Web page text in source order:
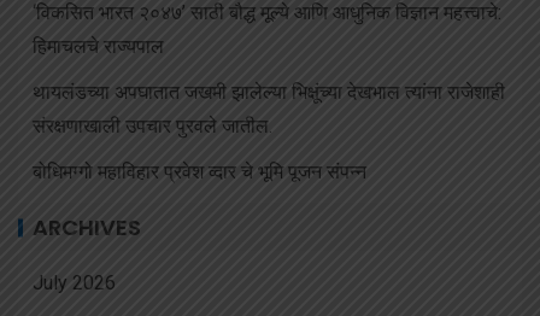
‘विकसित भारत २०४७’ साठी बौद्ध मूल्ये आणि आधुनिक विज्ञान महत्त्वाचे:
हिमाचलचे राज्यपाल
थायलंडच्या अपघातात जखमी झालेल्या भिक्षूंच्या देखभाल त्यांना राजेशाही
संरक्षणाखाली उपचार पुरवले जातील.
बोधिमग्गो महाविहार प्रवेश व्दार चे भूमि पूजन संपन्न
ARCHIVES
July 2026